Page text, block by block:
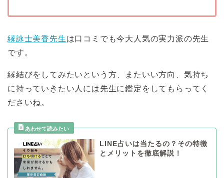
縁詠士美香先生は口コミでも今大人気の実力派の先生
です。
縁結びをしてみたいという方、またいい方向、気持ち
に持っていきたい人には先生に鑑定をしてもらってく
ださいね。
LINE占いは当たるの？その特徴
とメリットを徹底解説！